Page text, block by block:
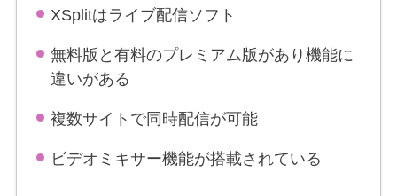
XSplitはライブ配信ソフト
無料版と有料のプレミアム版があり機能に
違いがある
複数サイトで同時配信が可能
ビデオミキサー機能が搭載されている